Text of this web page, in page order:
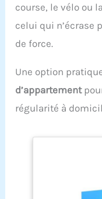
course, le vélo ou
celui qui n’écrase
de force.
Une option
d’appartement
régularité à